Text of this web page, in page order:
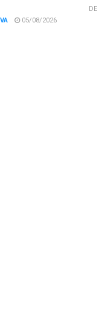
05/08/2026
DE